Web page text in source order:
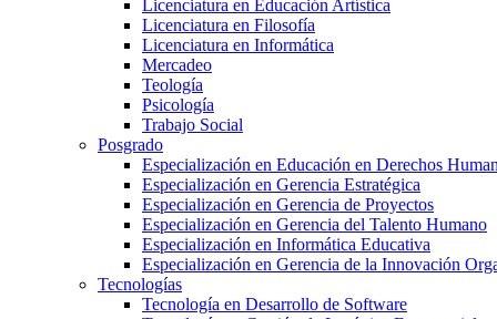
Licenciatura en Educación Artística
Licenciatura en Filosofía
Licenciatura en Informática
Mercadeo
Teología
Psicología
Trabajo Social
Posgrado
Especialización en Educación en Derechos
Especialización en Gerencia Estratégica
Especialización en Gerencia de Proyectos
Especialización en Gerencia del Talento Humano
Especialización en Informática Educativa
Especialización en Gerencia de la Innovación
Tecnologías
Tecnología en Desarrollo de Software